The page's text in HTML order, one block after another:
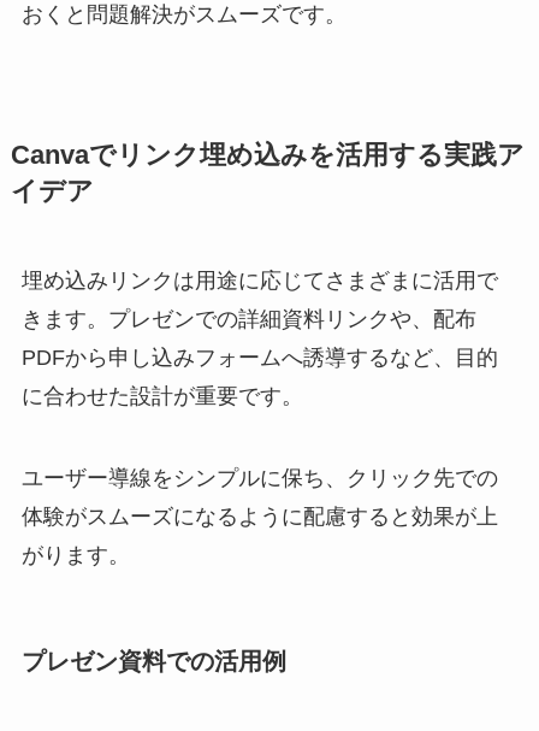
おくと問題解決がスムーズです。
Canvaでリンク埋め込みを活用する実践ア
イデア
埋め込みリンクは用途に応じてさまざまに活用で
きます。プレゼンでの詳細資料リンクや、配布
PDFから申し込みフォームへ誘導するなど、目的
に合わせた設計が重要です。
ユーザー導線をシンプルに保ち、クリック先での
体験がスムーズになるように配慮すると効果が上
がります。
プレゼン資料での活用例